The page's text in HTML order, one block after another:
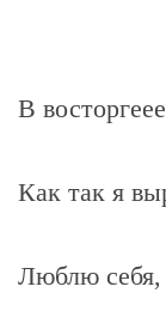
В
Как так я
Люблю